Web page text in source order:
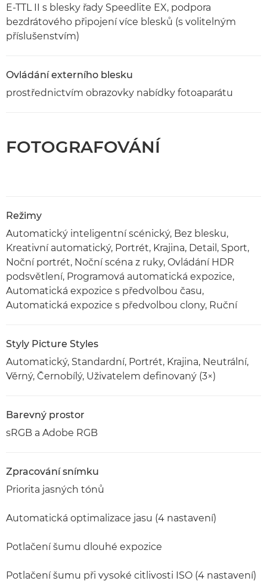
E-TTL II s blesky řady Speedlite EX, podpora
bezdrátového připojení více blesků (s volitelným
příslušenstvím)
Ovládání externího blesku
prostřednictvím obrazovky nabídky fotoaparátu
FOTOGRAFOVÁNÍ
Režimy
Automatický inteligentní scénický, Bez blesku,
Kreativní automatický, Portrét, Krajina, Detail, Sport,
Noční portrét, Noční scéna z ruky, Ovládání HDR
podsvětlení, Programová automatická expozice,
Automatická expozice s předvolbou času,
Automatická expozice s předvolbou clony, Ruční
Styly Picture Styles
Automatický, Standardní, Portrét, Krajina, Neutrální,
Věrný, Černobílý, Uživatelem definovaný (3×)
Barevný prostor
sRGB a Adobe RGB
Zpracování snímku
Priorita jasných tónů
Automatická optimalizace jasu (4 nastavení)
Potlačení šumu dlouhé expozice
Potlačení šumu při vysoké citlivosti ISO (4 nastavení)